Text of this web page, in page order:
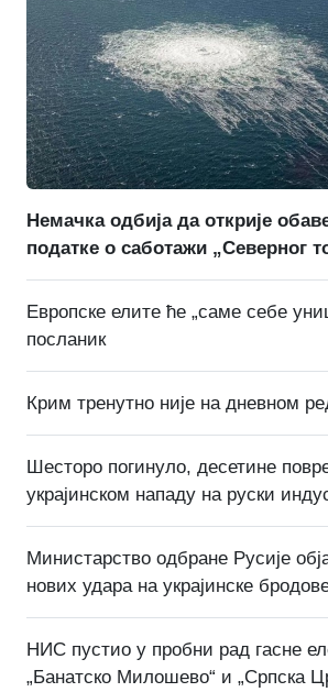
Немачка одбија да открије
податке о саботажи „Северног
Европске елите ће „саме себе
посланик
Крим тренутно није на дневном
Шесторо погинуло, десетине
украјинском нападу на руски
Министарство одбране Русије
нових удара на украјинске
НИС пустио у пробни рад гасне
„Банатско Милошево“ и „Српска